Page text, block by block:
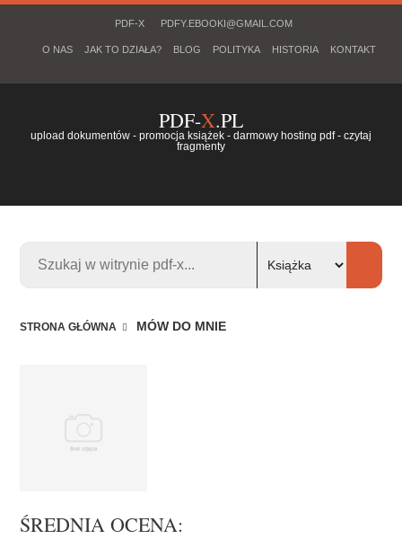
PDF-X PDFY.EBOOKI@GMAIL.COM
O NAS JAK TO DZIAŁA? BLOG POLITYKA HISTORIA KONTAKT
PDF-X.PL
upload dokumentów - promocja książek - darmowy hosting pdf - czytaj
fragmenty
STRONA GŁÓWNA MÓW DO MNIE
ŚREDNIA OCENA: